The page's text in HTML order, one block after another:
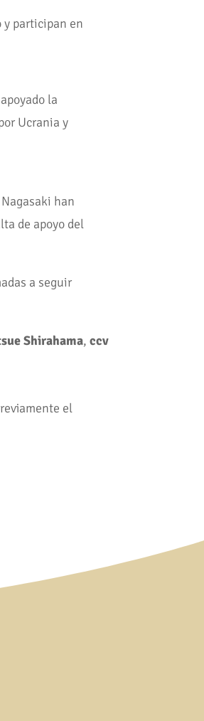
participan en
la
Ucrania y
han
de apoyo del
a seguir
Shirahama, ccv
el